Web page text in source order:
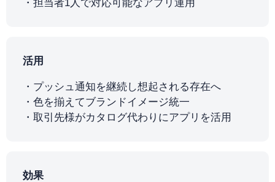
担当者1人で対応可能なアプリ運用
活用
プッシュ通知を継続し想起される存在へ
色を揃えてブランドイメージ統一
取引先様がカタログ代わりにアプリを活用
効果